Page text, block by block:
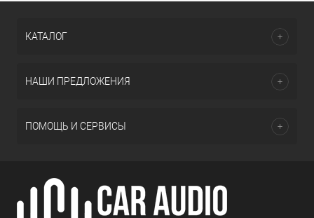
КАТАЛОГ
НАШИ ПРЕДЛОЖЕНИЯ
ПОМОЩЬ И СЕРВИСЫ